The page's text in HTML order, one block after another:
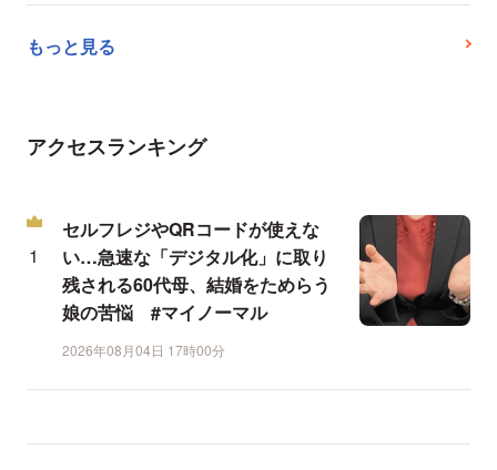
もっと見る
アクセスランキング
セルフレジやQRコードが使えな
い…急速な「デジタル化」に取り
残される60代母、結婚をためらう
娘の苦悩 #マイノーマル
2026年08月04日 17時00分